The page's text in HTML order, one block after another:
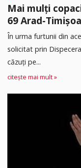
Mai mulți
69 Arad-
În urma furtunii din
solicitat prin
căzuți pe...
citește mai mult »